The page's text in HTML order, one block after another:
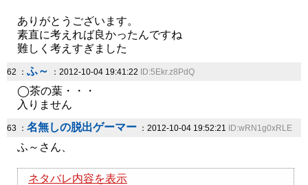
ありがとうございます。
素直に考えれば良かったんですね
難しく考えすぎました
62 ： ふ～ ：2012-10-04 19:41:22 ID:5Ekr.z8PdQ
◯茶の葉・・・
入りません
63 ： 名無しの脱出ゲーマー ：2012-10-04 19:52:21 ID:wRN1g0xRLE
ふ～さん、
ネタバレ内容を表示